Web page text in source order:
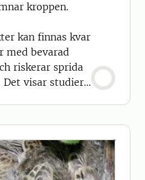
kroppen.
kan finnas kvar
med bevarad
riskerar sprida
visar studier